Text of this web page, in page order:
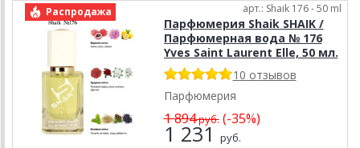
Распродажа арт.: Shaik 176 - 50 ml
Парфюмерия Shaik SHAIK /
Парфюмерная вода № 176
Yves Saint Laurent Elle, 50 мл.
10 отзывов
Парфюмерия
1 894руб.(-35%)
1 231 руб.